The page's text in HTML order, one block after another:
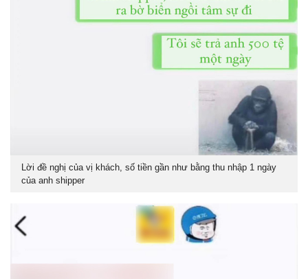
Lời đề nghị của vị khách, số tiền gần như bằng thu nhập 1 ngày
của anh shipper